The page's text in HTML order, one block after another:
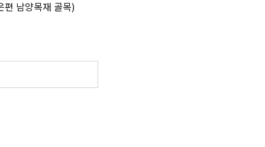
남양목재 골목)